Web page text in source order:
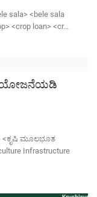
sala> <bele sala
<crop loan> <cr...
ಈ ಯೋಜನೆಯಡಿ
<ಕೃಷಿ ಮೂಲಭೂತ
Infrastructure